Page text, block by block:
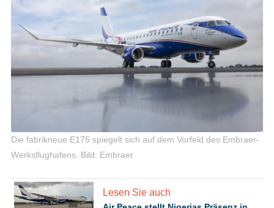
Die fabrikneue E175 spiegelt sich auf dem Vorfeld des Embraer-
Werksflughafens. Bild: Embraer
Lesen Sie auch